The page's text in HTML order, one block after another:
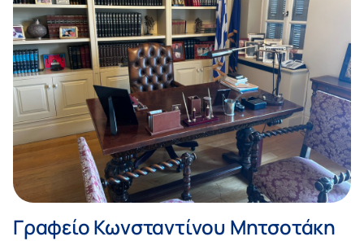
Γραφείο Κωνσταντίνου Μητσοτάκη